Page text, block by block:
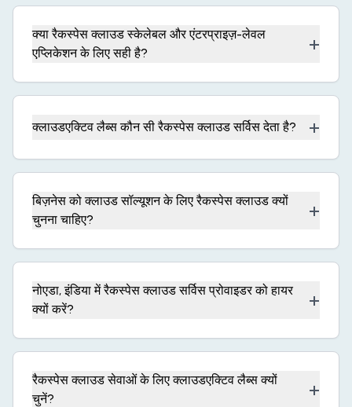
क्या रैकस्पेस क्लाउड स्केलेबल और एंटरप्राइज़-लेवल
एप्लिकेशन के लिए सही है?
+
क्लाउडएक्टिव लैब्स कौन सी रैकस्पेस क्लाउड सर्विस देता है? +
बिज़नेस को क्लाउड सॉल्यूशन के लिए रैकस्पेस क्लाउड क्यों
चुनना चाहिए?
+
नोएडा, इंडिया में रैकस्पेस क्लाउड सर्विस प्रोवाइडर को हायर
क्यों करें?
+
रैकस्पेस क्लाउड सेवाओं के लिए क्लाउडएक्टिव लैब्स क्यों
चुनें?
+